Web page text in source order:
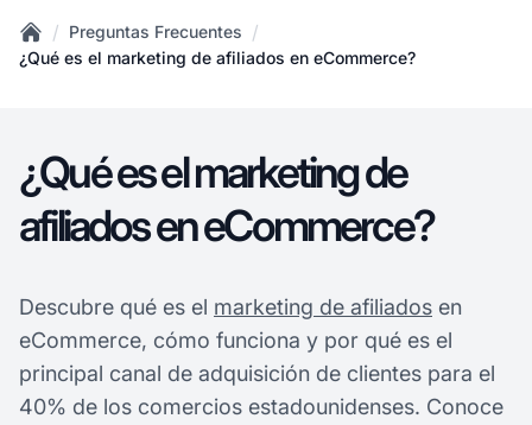
Home
/ Preguntas Frecuentes /
¿Qué es el marketing de afiliados en eCommerce?
¿Qué es el marketing de
afiliados en eCommerce?
Descubre qué es el marketing de afiliados en
eCommerce, cómo funciona y por qué es el
principal canal de adquisición de clientes para el
40% de los comercios estadounidenses. Conoce